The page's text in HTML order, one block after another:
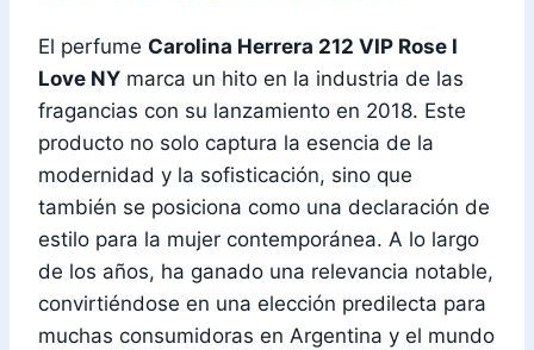
El perfume Carolina Herrera 212 VIP Rose I
Love NY marca un hito en la industria de las
fragancias con su lanzamiento en 2018. Este
producto no solo captura la esencia de la
modernidad y la sofisticación, sino que
también se posiciona como una declaración de
estilo para la mujer contemporánea. A lo largo
de los años, ha ganado una relevancia notable,
convirtiéndose en una elección predilecta para
muchas consumidoras en Argentina y el mundo